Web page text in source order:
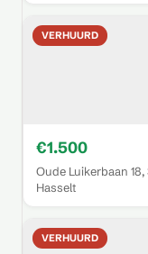
VERHUURD
€1.500
Oude Luikerbaan
Hasselt
VERHUURD